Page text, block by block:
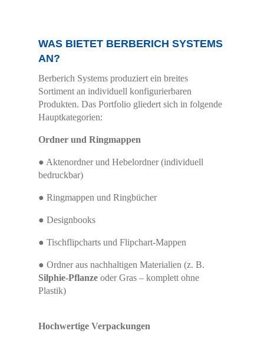
WAS BIETET BERBERICH SYSTEMS
AN?
Berberich Systems produziert ein breites
Sortiment an individuell konfigurierbaren
Produkten. Das Portfolio gliedert sich in folgende
Hauptkategorien:
Ordner und Ringmappen
● Aktenordner und Hebelordner (individuell
bedruckbar)
● Ringmappen und Ringbücher
● Designbooks
● Tischflipcharts und Flipchart-Mappen
● Ordner aus nachhaltigen Materialien (z. B.
Silphie-Pflanze oder Gras – komplett ohne
Plastik)
Hochwertige Verpackungen